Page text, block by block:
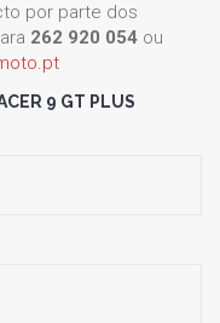
por parte dos
262 920 054 ou
9 GT PLUS